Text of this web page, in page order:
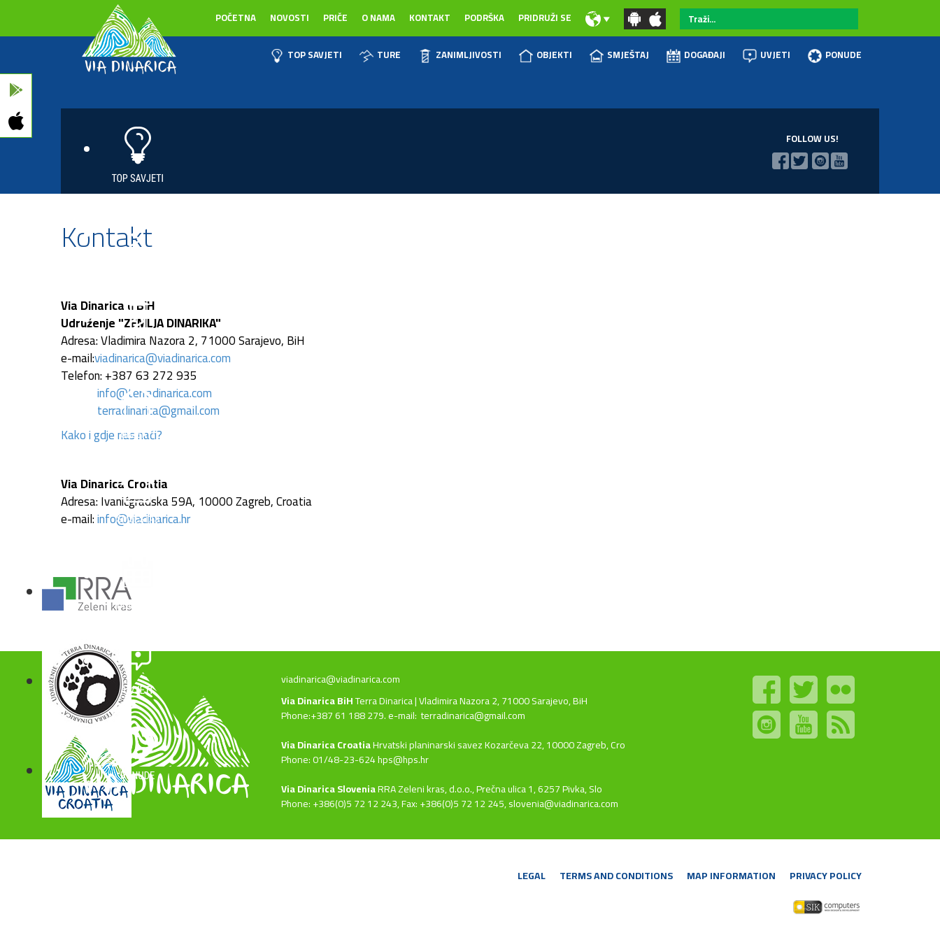
POČETNA NOVOSTI PRIČE O NAMA KONTAKT PODRŠKA PRIDRUŽI SE Traži...
TOP SAVJETI TURE ZANIMLJIVOSTI OBJEKTI SMJEŠTAJ DOGAĐAJI UVJETI PONUDE
FOLLOW US!
Kontakt
Via Dinarica u BiH
Udruženje "ZEMLJA DINARIKA"
Adresa: Vladimira Nazora 2, 71000 Sarajevo, BiH
e-mail:viadinarica@viadinarica.com
Telefon: +387 63 272 935
info@terradinarica.com
terradinarica@gmail.com
Kako i gdje nas naći?
Via Dinarica Croatia
Adresa: Ivanićgradska 59A, 10000 Zagreb, Croatia
e-mail:info@viadinarica.hr
viadinarica@viadinarica.com
Via Dinarica BiHTerra Dinarica | Vladimira Nazora 2, 71000 Sarajevo, BiH
Phone:+387 61 188 279. e-mail:terradinarica@gmail.com
Via Dinarica CroatiaHrvatski planinarski savez Kozarčeva 22, 10000 Zagreb, Cro
Phone: 01/48-23-624 hps@hps.hr
Via Dinarica SloveniaRRA Zeleni kras, d.o.o.,Prečna ulica 1, 6257 Pivka, Slo
Phone: +386(0)5 72 12 243, Fax: +386(0)5 72 12 245,slovenia@viadinarica.com
LEGAL TERMS AND CONDITIONS MAP INFORMATION PRIVACY POLICY